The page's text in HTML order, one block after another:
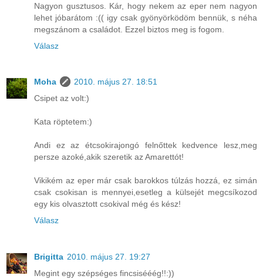
Nagyon gusztusos. Kár, hogy nekem az eper nem nagyon
lehet jóbarátom :(( igy csak gyönyörködöm bennük, s néha
megszánom a családot. Ezzel biztos meg is fogom.
Válasz
Moha
2010. május 27. 18:51
Csipet az volt:)
Kata röptetem:)
Andi ez az étcsokirajongó felnőttek kedvence lesz,meg
persze azoké,akik szeretik az Amarettót!
Vikikém az eper már csak barokkos túlzás hozzá, ez simán
csak csokisan is mennyei,esetleg a külsejét megcsíkozod
egy kis olvasztott csokival még és kész!
Válasz
Brigitta 2010. május 27. 19:27
Megint egy szépséges fincsisééég!!:))